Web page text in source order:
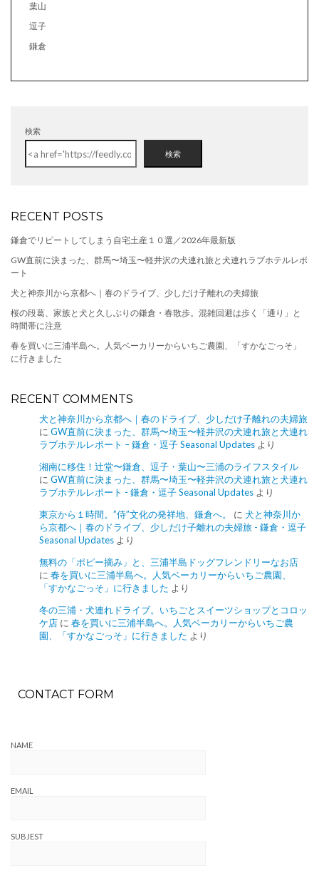
葉山
逗子
鎌倉
検索
検索
RECENT POSTS
鎌倉でリピートしてしまう自宅土産１０選／2026年最新版
GW直前に決まった、群馬〜埼玉〜軽井沢の犬連れ旅と犬連れラブホテルレポ
ート
犬と神奈川から京都へ｜春のドライブ、少しだけ子離れの夫婦旅
桜の段葛、家族と犬と久しぶりの鎌倉・春散歩。混雑回避は歩く「通り」と
時間帯に注意
春を買いに三浦半島へ。人気ベーカリーからいちご農園、「すかなごっそ」
に行きました
RECENT COMMENTS
犬と神奈川から京都へ｜春のドライブ、少しだけ子離れの夫婦旅
に GW直前に決まった、群馬〜埼玉〜軽井沢の犬連れ旅と犬連れ
ラブホテルレポート – 鎌倉・逗子 Seasonal Updates より
湘南に移住！辻堂〜鎌倉、逗子・葉山〜三浦のライフスタイル
に GW直前に決まった、群馬〜埼玉〜軽井沢の犬連れ旅と犬連れ
ラブホテルレポート - 鎌倉・逗子 Seasonal Updates より
東京から１時間。”侍”文化の発祥地、鎌倉へ。
に 犬と神奈川か
ら京都へ｜春のドライブ、少しだけ子離れの夫婦旅 - 鎌倉・逗子
Seasonal Updates より
無料の「ポピー摘み」と、三浦半島ドッグフレンドリーなお店
に 春を買いに三浦半島へ。人気ベーカリーからいちご農園、
「すかなごっそ」に行きました より
冬の三浦・犬連れドライブ。いちごとスイーツショップとコロッ
ケ店 に 春を買いに三浦半島へ。人気ベーカリーからいちご農
園、「すかなごっそ」に行きました より
CONTACT FORM
NAME
EMAIL
SUBJEST